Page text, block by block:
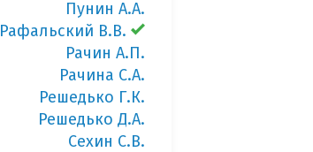
Пунин А.А.
Рафальский В.В.
Рачин А.П.
Рачина С.А.
Решедько Г.К.
Решедько Д.А.
Сехин С.В.